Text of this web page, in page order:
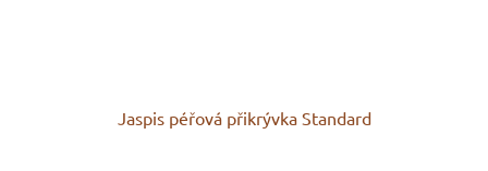
Jaspis péřová přikrývka Standard